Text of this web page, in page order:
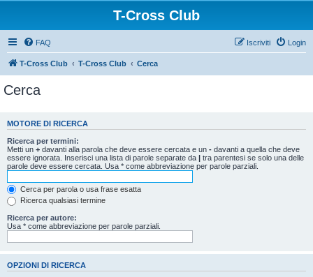
T-Cross Club
FAQ Login
Iscriviti
T-Cross Club T-Cross Club Cerca
Cerca
MOTORE DI RICERCA
Ricerca per termini:
Metti un + davanti alla parola che deve essere cercata e un - davanti a quella che deve
essere ignorata. Inserisci una lista di parole separate da | tra parentesi se solo una delle
parole deve essere cercata. Usa * come abbreviazione per parole parziali.
Cerca per parola o usa frase esatta
Ricerca qualsiasi termine
Ricerca per autore:
Usa * come abbreviazione per parole parziali.
OPZIONI DI RICERCA